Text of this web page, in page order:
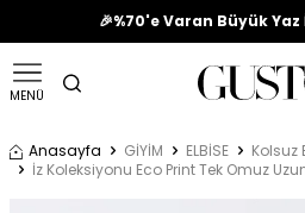
🎉%70'e Varan Büyük
✨ Stoklar
MENÜ
Anasayfa GİYİM ELBİSE
Kolsuz
İz Koleksiyonu Eco Print Tek Omuz